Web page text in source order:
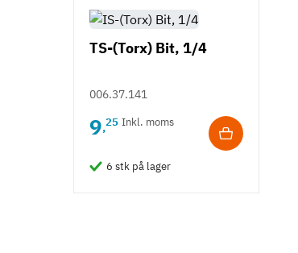
TS-(Torx) Bit, 1/4
006.37.141
9,25 Inkl. moms
6 stk på lager